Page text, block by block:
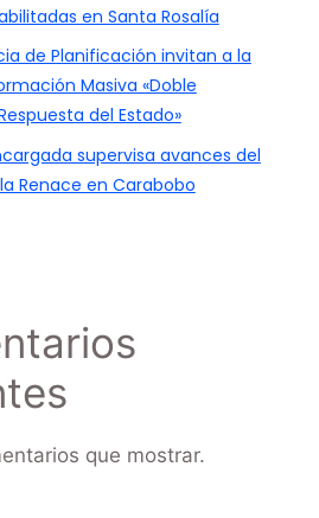
en Santa Rosalía
de Planificación invitan a la
Masiva «Doble
del Estado»
supervisa avances del
Renace en Carabobo
que mostrar.